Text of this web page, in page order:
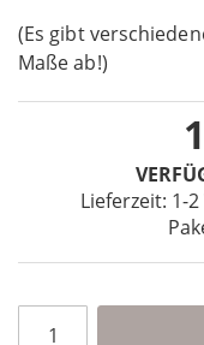
(Es gibt
Maße ab!)
Lieferzeit: 1-
gallery